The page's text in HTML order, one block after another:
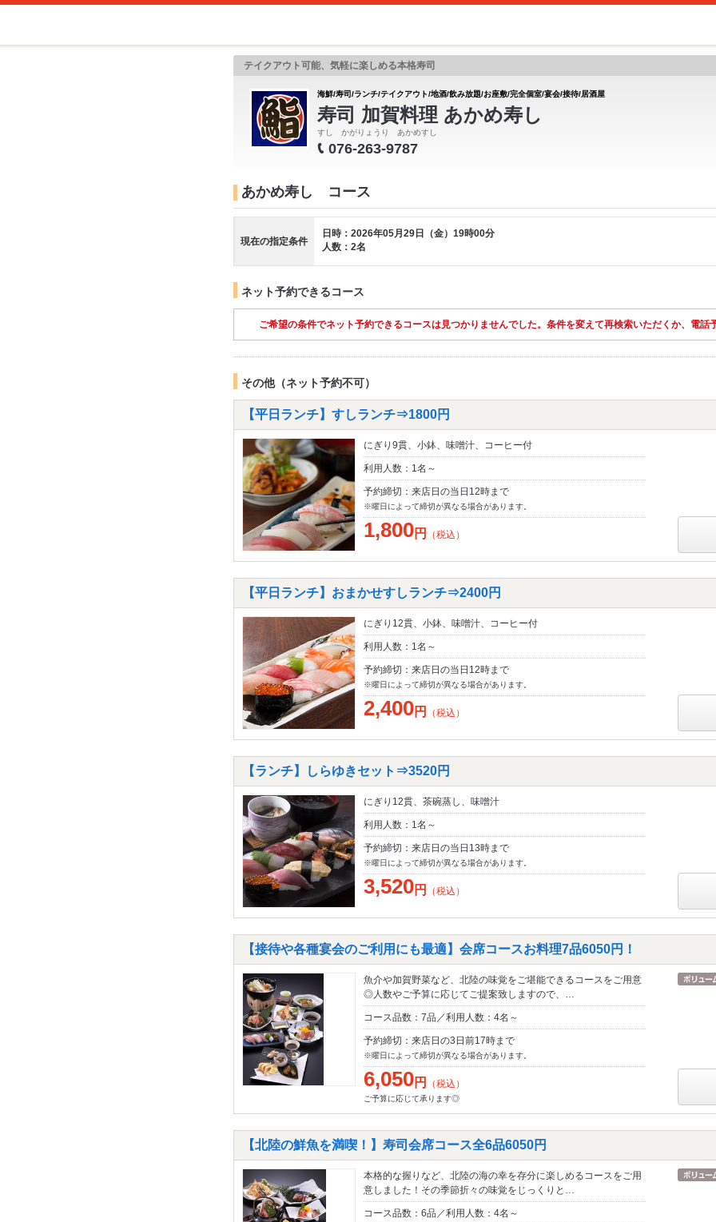
テイクアウト可能、気軽に楽しめる本格寿司
海鮮/寿司/ランチ/テイクアウト/地酒/飲み放題/お座敷/完全個室/宴会/接待/居酒屋
寿司 加賀料理 あかめ寿し
すし かがりょうり あかめすし
076-263-9787
あかめ寿し コース
現在の指定条件
日時：2026年05月29日（金）19時00分
人数：2名
ネット予約できるコース
ご希望の条件でネット予約できるコースは見つかりませんでした。条件を変えて再検索いただくか、電話
その他（ネット予約不可）
【平日ランチ】すしランチ⇒1800円
にぎり9貫、小鉢、味噌汁、コーヒー付
利用人数：1名～
予約締切：来店日の当日12時まで
※曜日によって締切が異なる場合があります。
1,800円 （税込）
【平日ランチ】おまかせすしランチ⇒2400円
にぎり12貫、小鉢、味噌汁、コーヒー付
利用人数：1名～
予約締切：来店日の当日12時まで
※曜日によって締切が異なる場合があります。
2,400円 （税込）
【ランチ】しらゆきセット⇒3520円
にぎり12貫、茶碗蒸し、味噌汁
利用人数：1名～
予約締切：来店日の当日13時まで
※曜日によって締切が異なる場合があります。
3,520円 （税込）
【接待や各種宴会のご利用にも最適】会席コースお料理7品6050円！
魚介や加賀野菜など、北陸の味覚をご堪能できるコースをご用意
◎人数やご予算に応じてご提案致しますので、…
コース品数：7品／利用人数：4名～
予約締切：来店日の3日前17時まで
※曜日によって締切が異なる場合があります。
6,050円 （税込）
ご予算に応じて承ります◎
【北陸の鮮魚を満喫！】寿司会席コース全6品6050円
本格的な握りなど、北陸の海の幸を存分に楽しめるコースをご用
意しました！その季節折々の味覚をじっくりと…
コース品数：6品／利用人数：4名～